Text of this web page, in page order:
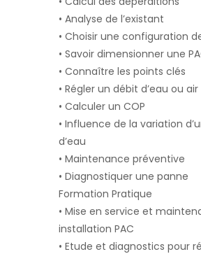
• Analyse de l’existant
• Choisir une configuration
• Savoir dimensionner une
• Connaître les points clés
• Régler un débit d’eau ou air
• Calculer un COP
• Influence de la variation
d’eau
• Maintenance préventive
• Diagnostiquer une panne
Formation Pratique
• Mise en service et
installation PAC
• Etude et diagnostics pour